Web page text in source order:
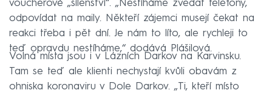
voucherové „šílenství“. „Nestíháme zvedat telefony,
odpovídat na maily. Někteří zájemci musejí čekat na
reakci třeba i pět dní. Je nám to líto, ale rychleji to
teď opravdu nestíháme,“ dodává Plášilová.
Volná místa jsou i v Lázních Darkov na Karvinsku.
Tam se teď ale klienti nechystají kvůli obavám z
ohniska koronaviru v Dole Darkov. „Ti, kteří místo